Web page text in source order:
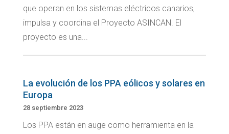
que operan en los sistemas eléctricos canarios,
impulsa y coordina el Proyecto ASINCAN. El
proyecto es una...
La evolución de los PPA eólicos y solares en
Europa
28 septiembre 2023
Los PPA están en auge como herramienta en la